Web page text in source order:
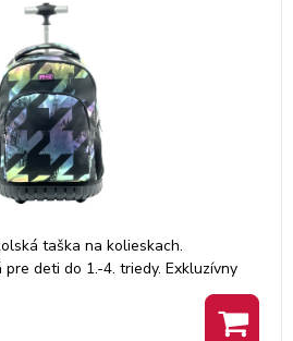
taška na kolieskach.
deti do 1.-4. triedy. Exkluzívny
do školy alebo na voľný čas.
a objem 30 l.